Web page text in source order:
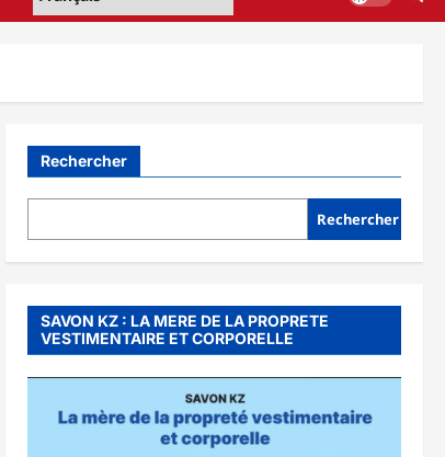
Rechercher
Rechercher
SAVON KZ : LA MERE DE LA PROPRETE
VESTIMENTAIRE ET CORPORELLE